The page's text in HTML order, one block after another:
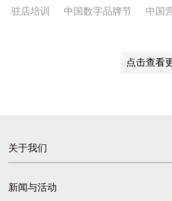
点击查看
驻店培训 中国数字品牌节 中国
关于我们
新闻与活动